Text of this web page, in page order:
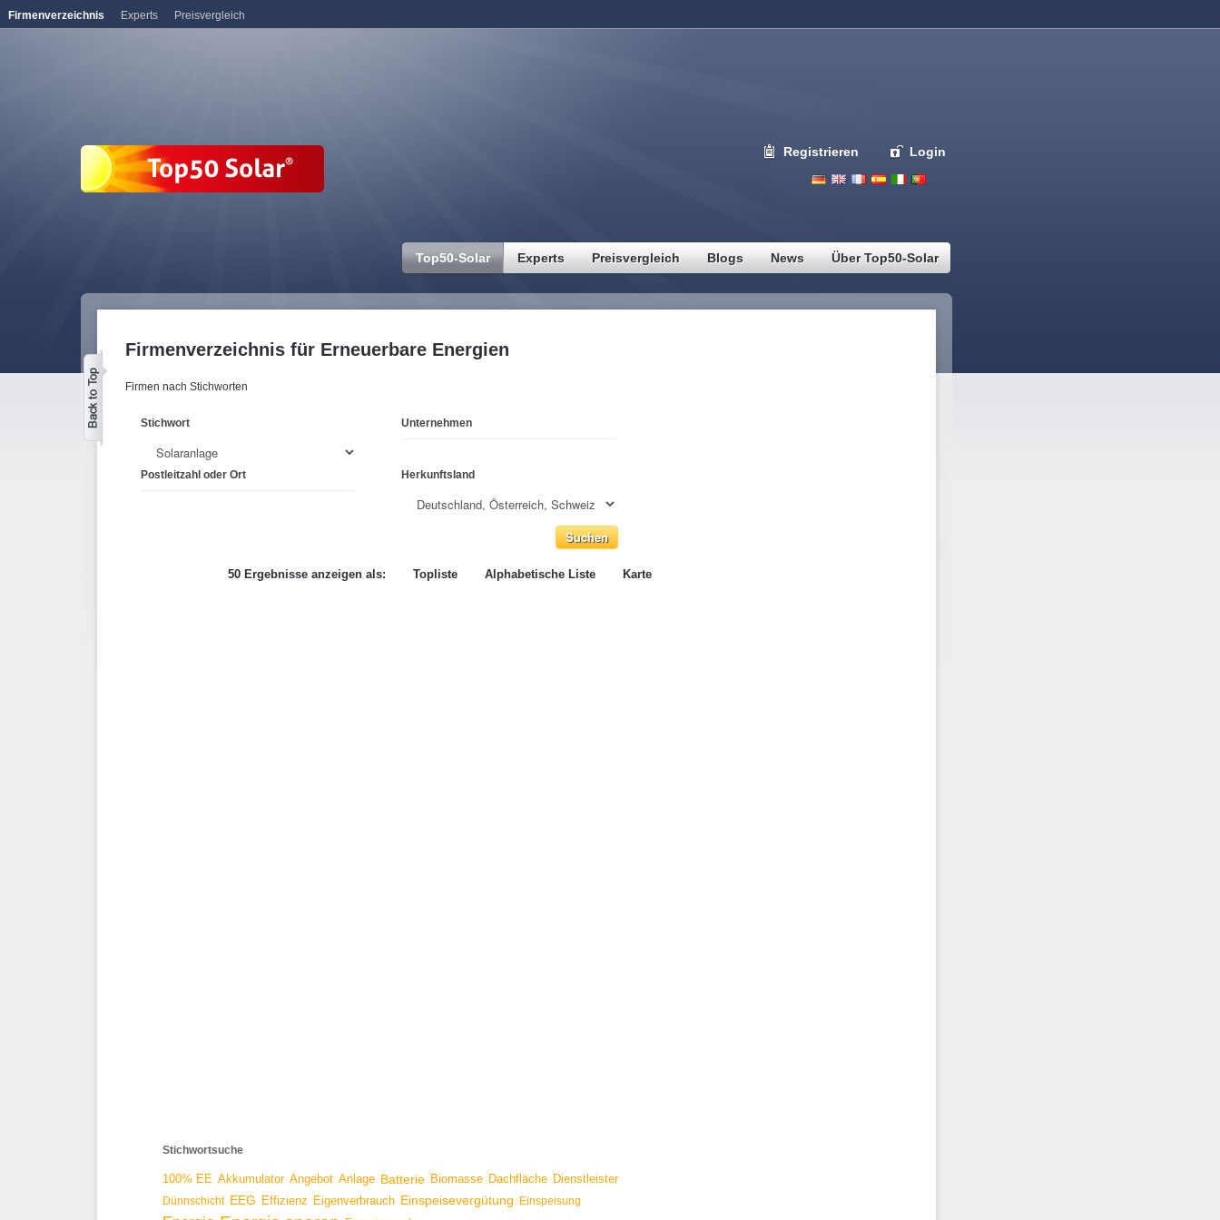
Registrieren Login
Top50-Solar Experts Preisvergleich Blogs News Über Top50-Solar
Firmenverzeichnis für Erneuerbare Energien
Firmen nach Stichworten
Stichwort Unternehmen
Postleitzahl oder Ort Herkunftsland
50 Ergebnisse anzeigen als: Topliste Alphabetische Liste Karte
Stichwortsuche
100% EE Akkumulator Angebot Anlage Batterie Biomasse Dachfläche Dienstleister
Dünnschicht EEG Effizienz Eigenverbrauch Einspeisevergütung Einspeisung
Firmenverzeichnis Experts Preisvergleich